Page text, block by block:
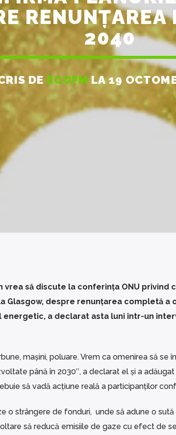
2040
DE ECOFM LA 19
vrea să discute la conferința ONU privind
Glasgow, despre renunțarea completă a
a declarat asta luni într-un
mașini, poluare. Vrem ca omenirea să se
până în 2030″, a declarat el și a
să vadă acțiune reală a participanților
o strângere de fonduri, unde să adune o
să reducă emisiile de gaze cu efect de